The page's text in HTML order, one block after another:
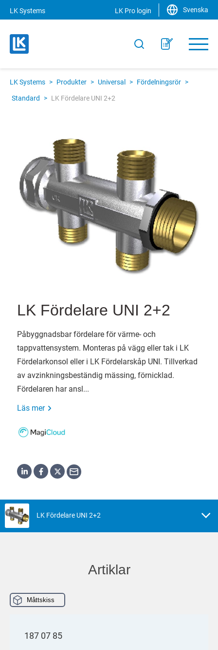
LK Systems LK Pro login Svenska
LK Systems > Produkter > Universal > Fördelningsrör >
Standard > LK Fördelare UNI 2+2
LK Fördelare UNI 2+2
Påbyggnadsbar fördelare för värme- och
tappvattensystem. Monteras på vägg eller tak i LK
Fördelarkonsol eller i LK Fördelarskåp UNI. Tillverkad
av avzinkningsbeständig mässing, förnicklad.
Fördelaren har ansl...
Läs mer
LK Fördelare UNI 2+2
Artiklar
Måttskiss
187 07 85